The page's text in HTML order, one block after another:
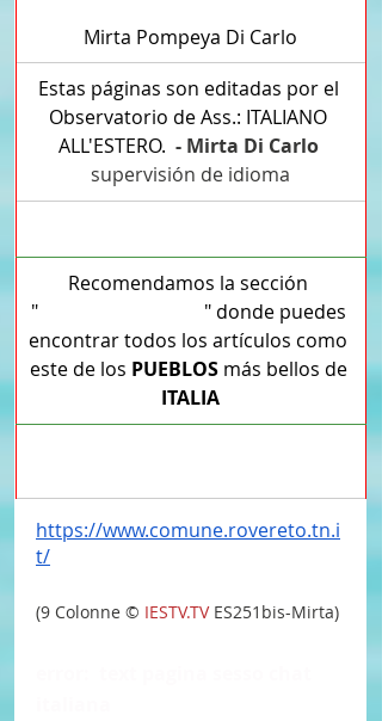
Mirta Pompeya Di Carlo
Estas páginas son editadas por el
Observatorio de Ass.: ITALIANO
ALL'ESTERO. - Mirta Di Carlo
supervisión de idioma
Recomendamos la sección
"TURISMO DE RAÍZ " donde puedes
encontrar todos los artículos como
este de los PUEBLOS más bellos de
ITALIA
https://www.comune.rovereto.tn.i
t/
(9 Colonne © IESTV.TV ES251bis-Mirta)